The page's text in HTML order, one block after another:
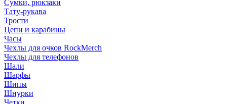
Сумки, рюкзаки
Тату-рукава
Трости
Цепи и карабины
Часы
Чехлы для очков RockMerch
Чехлы для телефонов
Шали
Шарфы
Шипы
Шнурки
Четки